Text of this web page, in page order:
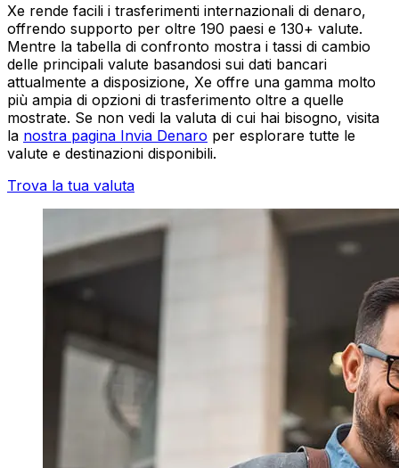
Xe rende facili i trasferimenti internazionali di denaro,
offrendo supporto per oltre 190 paesi e 130+ valute.
Mentre la tabella di confronto mostra i tassi di cambio
delle principali valute basandosi sui dati bancari
attualmente a disposizione, Xe offre una gamma molto
più ampia di opzioni di trasferimento oltre a quelle
mostrate. Se non vedi la valuta di cui hai bisogno, visita
la nostra pagina Invia Denaro per esplorare tutte le
valute e destinazioni disponibili.
Trova la tua valuta